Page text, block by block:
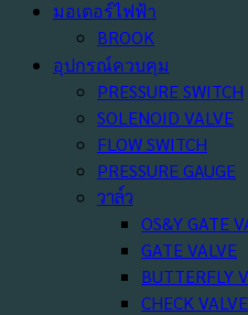
มอเตอร์ไฟฟ้า
BROOK
อุปกรณ์ควบคุม
PRESSURE SWITCH
SOLENOID VALVE
FLOW SWITCH
PRESSURE GAUGE
วาล์ว
OS&Y GATE
GATE VALVE
BUTTERFLY
CHECK VALVE